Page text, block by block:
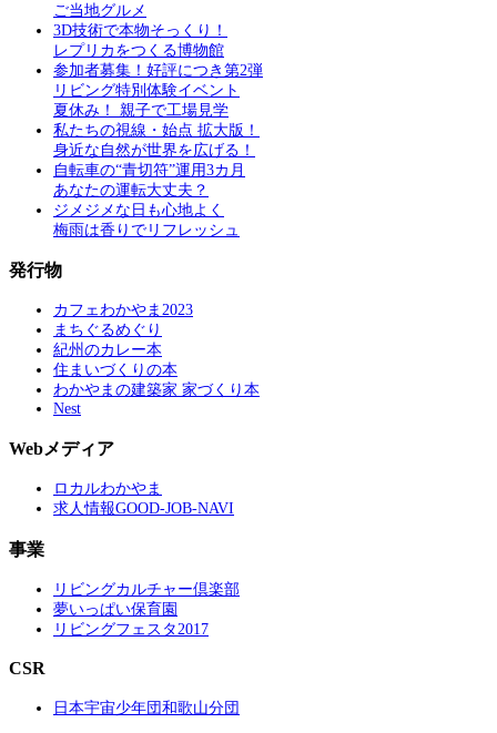
ご当地グルメ
3D技術で本物そっくり！
レプリカをつくる博物館
参加者募集！好評につき第2弾
リビング特別体験イベント
夏休み！ 親子で工場見学
私たちの視線・始点 拡大版！
身近な自然が世界を広げる！
自転車の“青切符”運用3カ月
あなたの運転大丈夫？
ジメジメな日も心地よく
梅雨は香りでリフレッシュ
発行物
カフェわかやま2023
まちぐるめぐり
紀州のカレー本
住まいづくりの本
わかやまの建築家 家づくり本
Nest
Webメディア
ロカルわかやま
求人情報GOOD-JOB-NAVI
事業
リビングカルチャー倶楽部
夢いっぱい保育園
リビングフェスタ2017
CSR
日本宇宙少年団和歌山分団